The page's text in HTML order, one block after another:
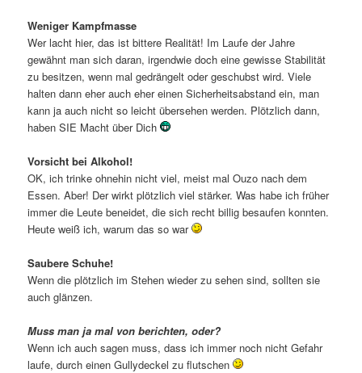
Weniger Kampfmasse
Wer lacht hier, das ist bittere Realität! Im Laufe der Jahre
gewähnt man sich daran, irgendwie doch eine gewisse Stabilität
zu besitzen, wenn mal gedrängelt oder geschubst wird. Viele
halten dann eher auch eher einen Sicherheitsabstand ein, man
kann ja auch nicht so leicht übersehen werden. Plötzlich dann,
haben SIE Macht über Dich
Vorsicht bei Alkohol!
OK, ich trinke ohnehin nicht viel, meist mal Ouzo nach dem
Essen. Aber! Der wirkt plötzlich viel stärker. Was habe ich früher
immer die Leute beneidet, die sich recht billig besaufen konnten.
Heute weiß ich, warum das so war
Saubere Schuhe!
Wenn die plötzlich im Stehen wieder zu sehen sind, sollten sie
auch glänzen.
Muss man ja mal von berichten, oder?
Wenn ich auch sagen muss, dass ich immer noch nicht Gefahr
laufe, durch einen Gullydeckel zu flutschen